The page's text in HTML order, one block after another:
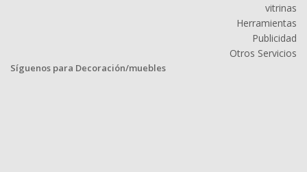
vitrinas
Herramientas
Publicidad
Otros Servicios
Síguenos para Decoración/muebles